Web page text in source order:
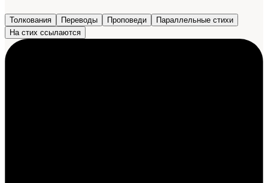
Толкования Переводы Проповеди
Параллельные стихи
На стих ссылаются